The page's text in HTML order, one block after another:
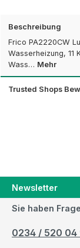
Beschreibung
Frico PA2220CW
Wasserheizung, 11
Wass… Mehr
Trusted Shops
Newsletter
Sie haben
0234 / 520 04